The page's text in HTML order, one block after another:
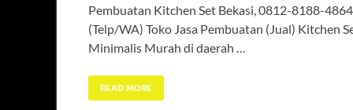
Pembuatan Kitchen Set Bekasi, 0812-8188-4864
(Telp/WA) Toko Jasa Pembuatan (Jual) Kitchen
Minimalis Murah di daerah …
READ MORE